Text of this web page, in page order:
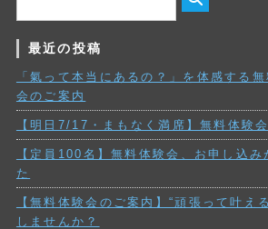
最近の投稿
「氣って本当にあるの？」を体感する
会のご案内
【明日7/17・まもなく満席】無料体験
【定員100名】無料体験会、お申し込
た
【無料体験会のご案内】“頑張って叶え
しませんか？